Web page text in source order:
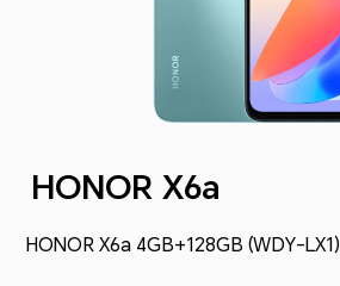
HONOR X6a
HONOR X6a 4GB+128GB (WDY-LX1)